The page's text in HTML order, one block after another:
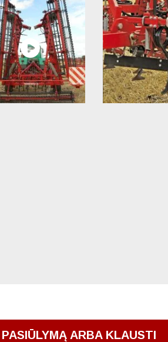
ARBA KLAUSTI